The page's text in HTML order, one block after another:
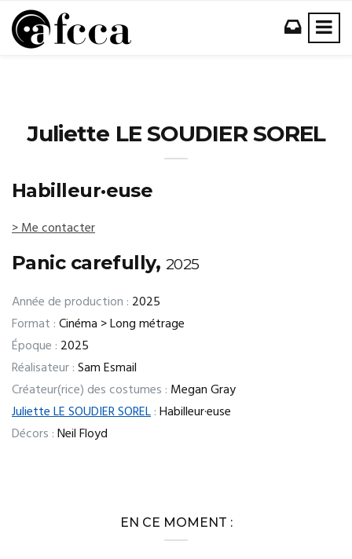
Juliette LE SOUDIER SOREL
Habilleur·euse
> Me contacter
Panic carefully, 2025
Année de production : 2025
Format :Cinéma > Long métrage
Époque : 2025
Réalisateur :Sam Esmail
Créateur(rice) des costumes : Megan Gray
Juliette LE SOUDIER SOREL:Habilleur·euse
Décors :Neil Floyd
EN CE MOMENT :